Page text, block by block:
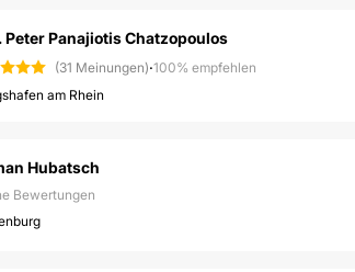
Peter Panajiotis Chatzopoulos
(31 Meinungen)·100% empfehlen
am Rhein
Hubatsch
Bewertungen